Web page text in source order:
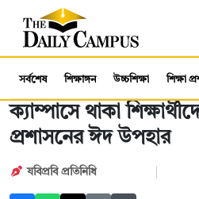
সর্বশেষ শিক্ষাঙ্গন উচ্চশিক্ষা শিক্ষা
ক্যাম্পাসে থাকা
প্রশাসনের ঈদ উপহার
যবিপ্রবি প্রতিনিধি